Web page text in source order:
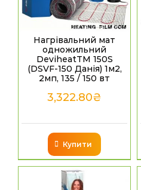
Нагрівальний мат
одножильний
DeviheatTM 150S
(DSVF-150 Данія) 1м2,
2мп, 135 / 150 вт
3,322.80₴
Купити